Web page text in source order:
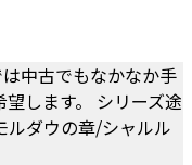
中古でもなかなか手
します。 シリーズ途
ルダウの章/シャルル